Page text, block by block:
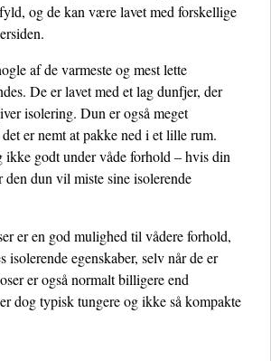
og de kan være lavet med forskellige
af de varmeste og mest lette
De er lavet med et lag dunfjer, der
isolering. Dun er også meget
er nemt at pakke ned i et lille rum.
ikke godt under våde forhold – hvis din
den dun vil miste sine isolerende
er en god mulighed til vådere forhold,
isolerende egenskaber, selv når de er
er også normalt billigere end
dog typisk tungere og ikke så kompakte